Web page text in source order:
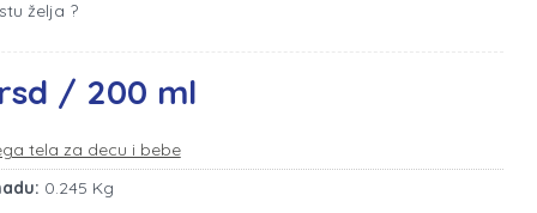
želja ?
/ 200 ml
tela za decu i bebe
0.245 Kg